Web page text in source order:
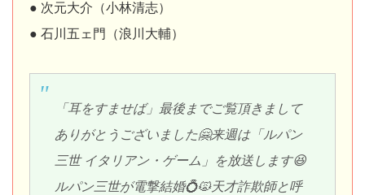
● 次元大介（小林清志）
● 石川五ェ門（浪川大輔）
「耳をすませば」最後までご覧頂きまして
ありがとうございました🤗来週は「ルパン
三世 イタリアン・ゲーム」を放送します😆
ルパン三世が電撃結婚💍🙀天才詐欺師と呼